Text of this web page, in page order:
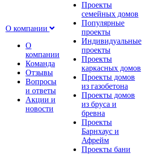
О компании
О
компании
Команда
Отзывы
Вопросы
и ответы
Акции и
новости
Проекты
семейных домов
Популярные
проекты
Индивидуальные
проекты
Проекты
каркасных домов
Проекты домов
из газобетона
Проекты домов
из бруса и
бревна
Проекты
Барнхаус и
Афрейм
Проекты бани